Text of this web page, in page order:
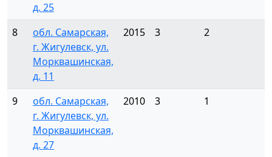
д. 25
8
обл. Самарская,
г. Жигулевск, ул.
Морквашинская,
д. 11
2015 3 2
9
обл. Самарская,
г. Жигулевск, ул.
Морквашинская,
д. 27
2010 3 1